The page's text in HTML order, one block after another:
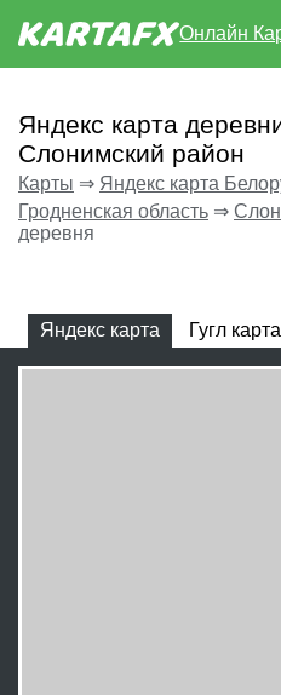
Онлайн
Яндекс карта
Слонимский район
Карты ⇒ Яндекс карта
Гродненская область ⇒
деревня
Яндекс карта Гугл карта